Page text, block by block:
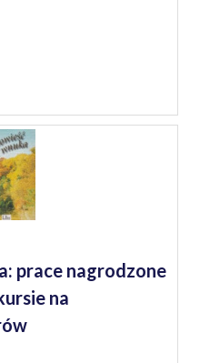
prace nagrodzone
na